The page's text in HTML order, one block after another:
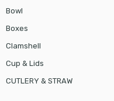
Bowl
Boxes
Clamshell
Cup & Lids
CUTLERY & STRAW